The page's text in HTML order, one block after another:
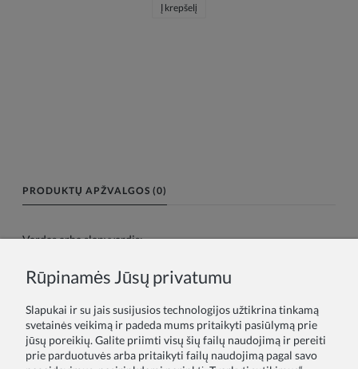
Į krepšelį
PRODUKTŲ APŽVALGOS (0)
Vardas arba slapyvardis:
Rūpinamės Jūsų privatumu
Slapukai ir su jais susijusios technologijos užtikrina tinkamą
svetainės veikimą ir padeda mums pritaikyti pasiūlymą prie
jūsų poreikių. Galite priimti visų šių failų naudojimą ir pereiti
prie parduotuvės arba pritaikyti failų naudojimą pagal savo